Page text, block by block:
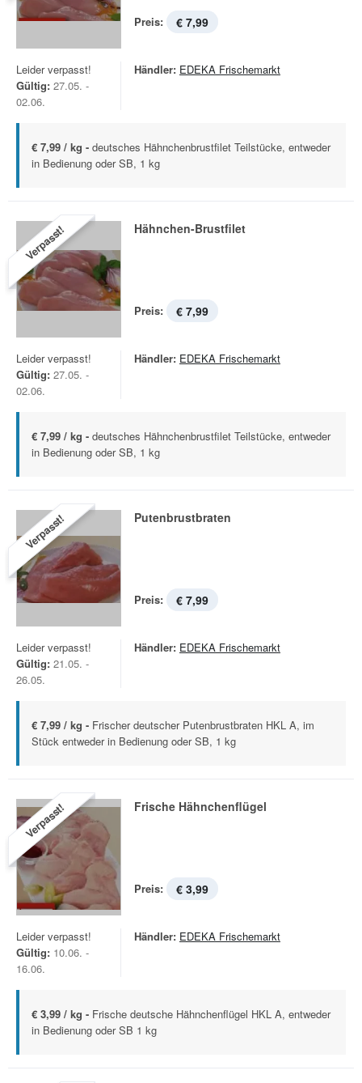
Preis: € 7,99
Leider verpasst!
Gültig: 27.05. -
02.06.
Händler: EDEKA Frischemarkt
€ 7,99 / kg - deutsches Hähnchenbrustfilet Teilstücke, entweder
in Bedienung oder SB, 1 kg
Verpasst! Hähnchen-Brustfilet
Preis: € 7,99
Leider verpasst!
Gültig: 27.05. -
02.06.
Händler: EDEKA Frischemarkt
€ 7,99 / kg - deutsches Hähnchenbrustfilet Teilstücke, entweder
in Bedienung oder SB, 1 kg
Verpasst! Putenbrustbraten
Preis: € 7,99
Leider verpasst!
Gültig: 21.05. -
26.05.
Händler: EDEKA Frischemarkt
€ 7,99 / kg - Frischer deutscher Putenbrustbraten HKL A, im
Stück entweder in Bedienung oder SB, 1 kg
Verpasst! Frische Hähnchenflügel
Preis: € 3,99
Leider verpasst!
Gültig: 10.06. -
16.06.
Händler: EDEKA Frischemarkt
€ 3,99 / kg - Frische deutsche Hähnchenflügel HKL A, entweder
in Bedienung oder SB 1 kg